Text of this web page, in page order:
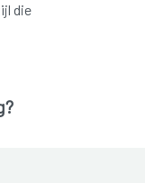
die